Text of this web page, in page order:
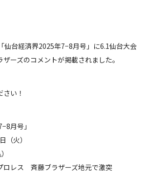
仙台経済界2025年7−8月号」に6.1仙台大会
ーズのコメントが掲載されました。
い！
月号」
（火）
ロレス 斉藤ブラザーズ地元で激突